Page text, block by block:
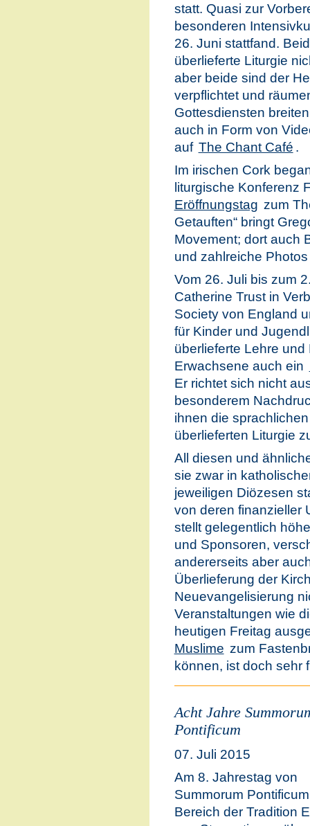
statt. Quasi zur
besonderen
26. Juni stattfand.
überlieferte Liturgie
aber beide sind der
verpflichtet und
Gottesdiensten
auch in Form von
auf The Chant Café .
Im irischen Cork
liturgische Konferenz
Eröffnungstag zum
Getauften“ bringt
Movement; dort auch
und zahlreiche
Vom 26. Juli bis zum
Catherine Trust in
Society von England
für Kinder und
überlieferte Lehre
Erwachsene auch ein
Er richtet sich nicht
besonderem
ihnen die
überlieferten Liturgie
All diesen und
sie zwar in
jeweiligen Diözesen
von deren finanzieller
stellt gelegentlich
und Sponsoren,
andererseits aber
Überlieferung der
Neuevangelisierung
Veranstaltungen wie
heutigen Freitag
Muslime zum
können, ist doch sehr
Acht Jahre
Pontificum
07. Juli 2015
Am 8. Jahrestag von
Summorum
Bereich der Tradition